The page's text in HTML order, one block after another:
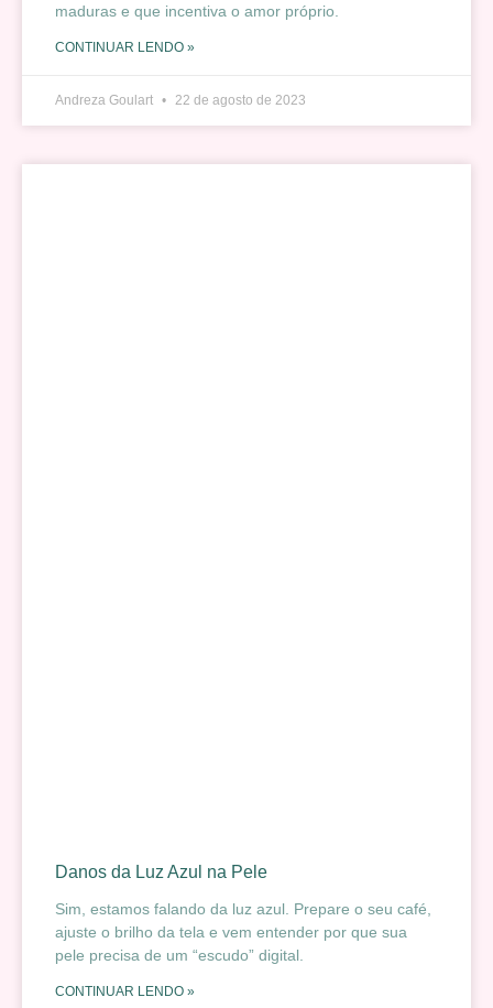
maduras e que incentiva o amor próprio.
CONTINUAR LENDO »
Andreza Goulart 22 de agosto de 2023
Danos da Luz Azul na Pele
Sim, estamos falando da luz azul. Prepare o seu café,
ajuste o brilho da tela e vem entender por que sua
pele precisa de um “escudo” digital.
CONTINUAR LENDO »